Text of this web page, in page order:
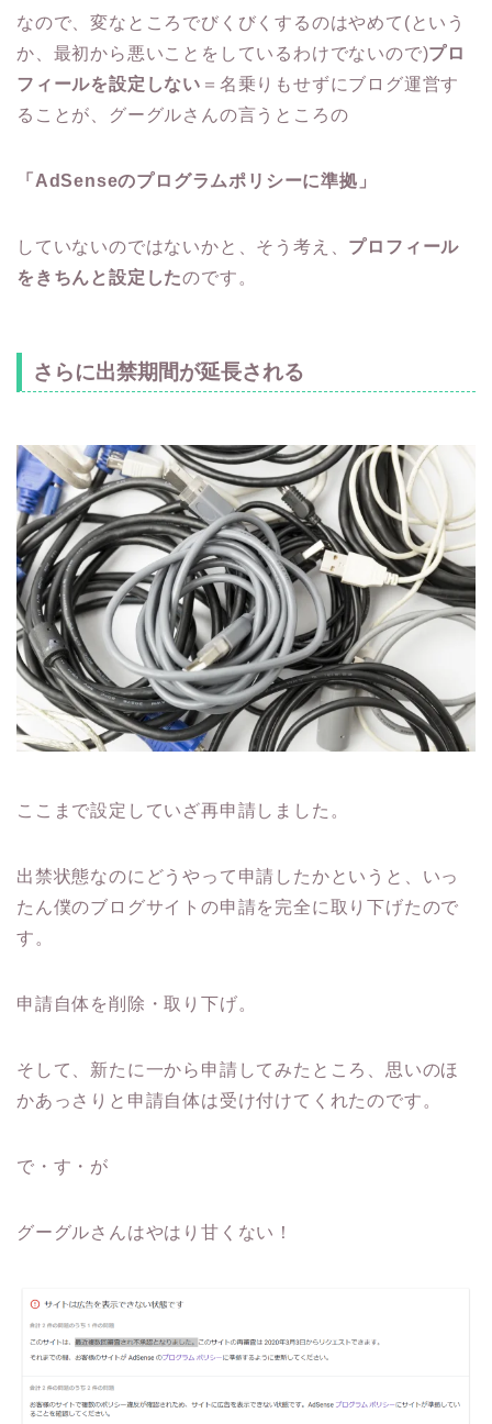
なので、変なところでびくびくするのはやめて(という
か、最初から悪いことをしているわけでないので)プロ
フィールを設定しない ＝名乗りもせずにブログ運営す
ることが、グーグルさんの言うところの
「AdSenseのプログラムポリシーに準拠」
していないのではないかと、そう考え、 プロフィール
をきちんと設定したのです。
さらに出禁期間が延長される
ここまで設定していざ再申請しました。
出禁状態なのにどうやって申請したかというと、いっ
たん僕のブログサイトの申請を完全に取り下げたので
す。
申請自体を削除・取り下げ。
そして、新たに一から申請してみたところ、思いのほ
かあっさりと申請自体は受け付けてくれたのです。
で・す・が
グーグルさんはやはり甘くない！